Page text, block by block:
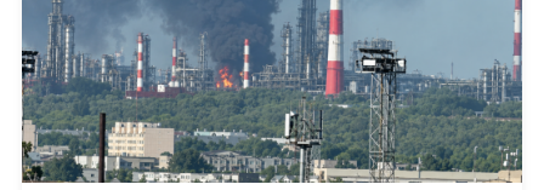
Moskovan aikaa. Ministeriön mukaan drooneja
torjuttiin […]